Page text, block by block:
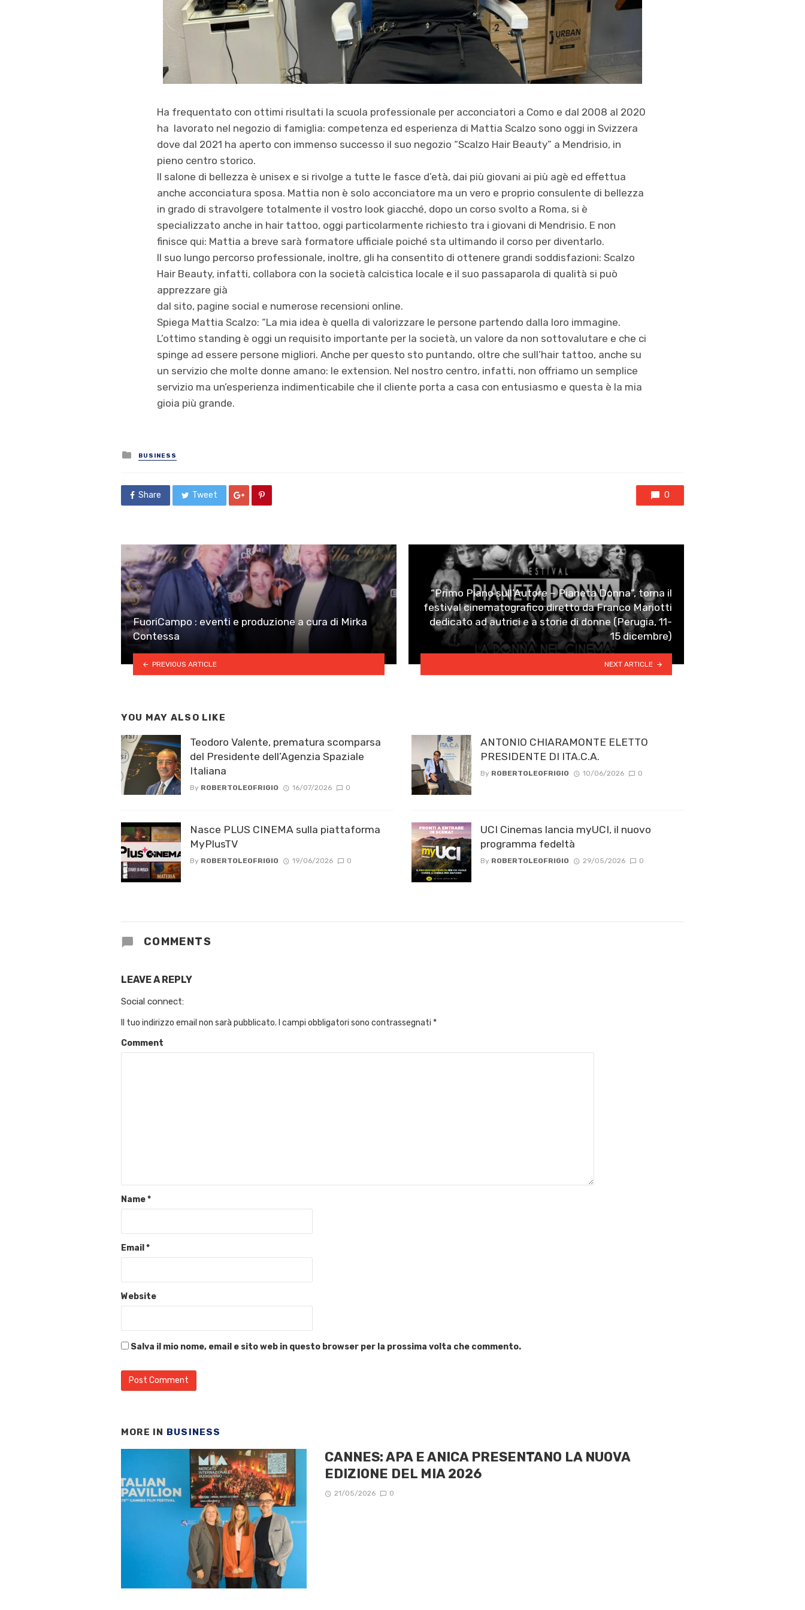
Ha frequentato con ottimi risultati la scuola professionale per acconciatori a Como e dal 2008 al 2020
ha lavorato nel negozio di famiglia: competenza ed esperienza di Mattia Scalzo sono oggi in Svizzera
dove dal 2021 ha aperto con immenso successo il suo negozio “Scalzo Hair Beauty” a Mendrisio, in
pieno centro storico.
Il salone di bellezza è unisex e si rivolge a tutte le fasce d’età, dai più giovani ai più agè ed effettua
anche acconciatura sposa. Mattia non è solo acconciatore ma un vero e proprio consulente di bellezza
in grado di stravolgere totalmente il vostro look giacché, dopo un corso svolto a Roma, si è
specializzato anche in hair tattoo, oggi particolarmente richiesto tra i giovani di Mendrisio. E non
finisce qui: Mattia a breve sarà formatore ufficiale poiché sta ultimando il corso per diventarlo.
Il suo lungo percorso professionale, inoltre, gli ha consentito di ottenere grandi soddisfazioni: Scalzo
Hair Beauty, infatti, collabora con la società calcistica locale e il suo passaparola di qualità si può
apprezzare già
dal sito, pagine social e numerose recensioni online.
Spiega Mattia Scalzo: “La mia idea è quella di valorizzare le persone partendo dalla loro immagine.
L’ottimo standing è oggi un requisito importante per la società, un valore da non sottovalutare e che ci
spinge ad essere persone migliori. Anche per questo sto puntando, oltre che sull’hair tattoo, anche su
un servizio che molte donne amano: le extension. Nel nostro centro, infatti, non offriamo un semplice
servizio ma un’esperienza indimenticabile che il cliente porta a casa con entusiasmo e questa è la mia
gioia più grande.
Posted
in
BUSINESS
Share Tweet 0
FuoriCampo : eventi e produzione a cura di Mirka
Contessa
PREVIOUS ARTICLE
“Primo Piano sull’Autore – Pianeta Donna”, torna il
festival cinematografico diretto da Franco Mariotti
dedicato ad autrici e a storie di donne (Perugia, 11-
15 dicembre)
NEXT ARTICLE
YOU MAY ALSO LIKE
Teodoro Valente, prematura scomparsa
del Presidente dell’Agenzia Spaziale
Italiana
By ROBERTOLEOFRIGIO 16/07/2026 0
Nasce PLUS CINEMA sulla piattaforma
MyPlusTV
By ROBERTOLEOFRIGIO 19/06/2026 0
ANTONIO CHIARAMONTE ELETTO
PRESIDENTE DI ITA.C.A.
By ROBERTOLEOFRIGIO 10/06/2026 0
UCI Cinemas lancia myUCI, il nuovo
programma fedeltà
By ROBERTOLEOFRIGIO 29/05/2026 0
COMMENTS
LEAVE A REPLY
Social connect:
Il tuo indirizzo email non sarà pubblicato. I campi obbligatori sono contrassegnati *
Comment
Name*
Email *
Website
Salva il mio nome, email e sito web in questo browser per la prossima volta che commento.
MORE IN BUSINESS
CANNES: APA E ANICA PRESENTANO LA NUOVA
EDIZIONE DEL MIA 2026
21/05/2026 0